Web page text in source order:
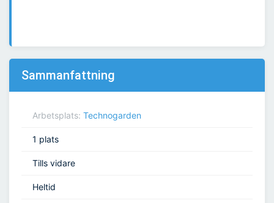
Sammanfattning
Arbetsplats: Technogarden
1 plats
Tills vidare
Heltid